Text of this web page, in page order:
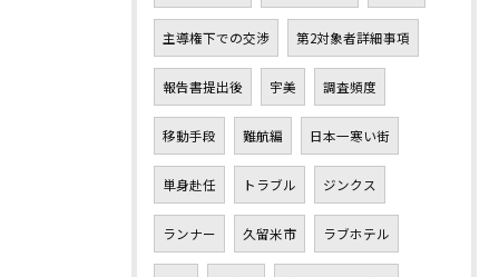
主導権下での交渉 第2対象者詳細事項
報告書提出後 宇美 調査頻度
移動手段 難航編 日本一寒い街
単身赴任 トラブル ジンクス
ランナー 久留米市 ラブホテル